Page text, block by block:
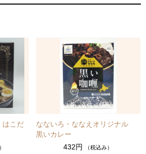
こだ
なないろ・ななえオリジナル
黒いカレー
432円
（税込み）